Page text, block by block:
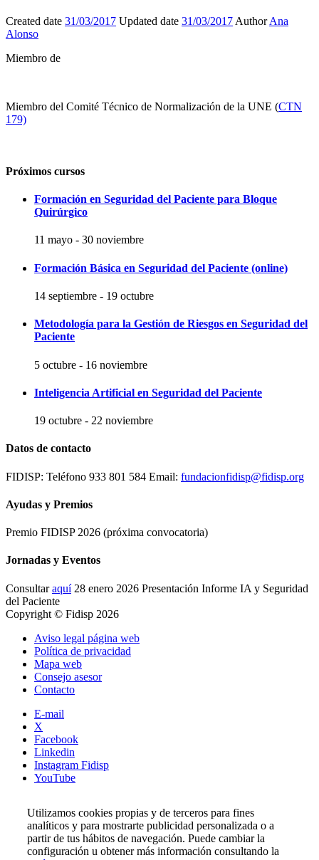
Created date 31/03/2017 Updated date 31/03/2017 AuthorAna
Alonso
Miembro de
Miembro del Comité Técnico de Normalización de la UNE (CTN
179)
Próximos cursos
Formación en Seguridad del Paciente para Bloque
Quirúrgico
11 mayo - 30 noviembre
Formación Básica en Seguridad del Paciente (online)
14 septiembre - 19 octubre
Metodología para la Gestión de Riesgos en Seguridad del
Paciente
5 octubre - 16 noviembre
Inteligencia Artificial en Seguridad del Paciente
19 octubre - 22 noviembre
Datos de contacto
FIDISP: Teléfono 933 801 584 Email: fundacionfidisp@fidisp.org
Ayudas y Premios
Premio FIDISP 2026 (próxima convocatoria)
Jornadas y Eventos
Consultaraquí28 enero 2026 Presentación Informe IA y Seguridad
del Paciente
Copyright © Fidisp 2026
Aviso legal página web
Política de privacidad
Mapa web
Consejo asesor
Contacto
E-mail
X
Facebook
Linkedin
Instagram Fidisp
YouTube
Utilizamos cookies propias y de terceros para fines
analíticos y para mostrarte publicidad personalizada o a
partir de tus hábitos de navegación. Puede cambiar la
configuración u obtener más información consultando la